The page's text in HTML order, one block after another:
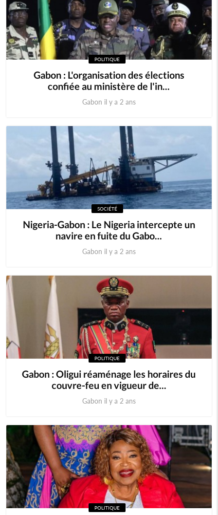
POLITIQUE
Gabon : L'organisation des élections
confiée au ministère de l'in...
Gabon il y a 2 ans
SOCIÉTÉ
Nigeria-Gabon : Le Nigeria intercepte un
navire en fuite du Gabo...
Gabon il y a 2 ans
POLITIQUE
Gabon : Oligui réaménage les horaires du
couvre-feu en vigueur de...
Gabon il y a 2 ans
POLITIQUE